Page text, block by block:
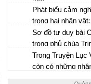
Phát biểu cảm
trong hai nhân
niên, ông hoạ sĩ
Sơ đồ tư duy bài
trong phủ chúa
Sơ đồ tư duy Văn 9
Trong Truyện Lục
còn có những